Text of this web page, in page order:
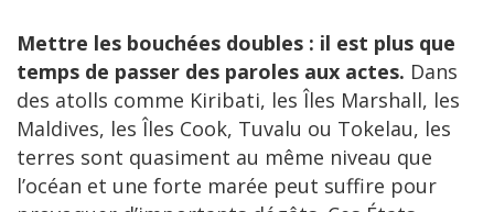
Mettre les bouchées doubles : il est plus que
temps de passer des paroles aux actes. Dans
des atolls comme Kiribati, les Îles Marshall, les
Maldives, les Îles Cook, Tuvalu ou Tokelau, les
terres sont quasiment au même niveau que
l’océan et une forte marée peut suffire pour